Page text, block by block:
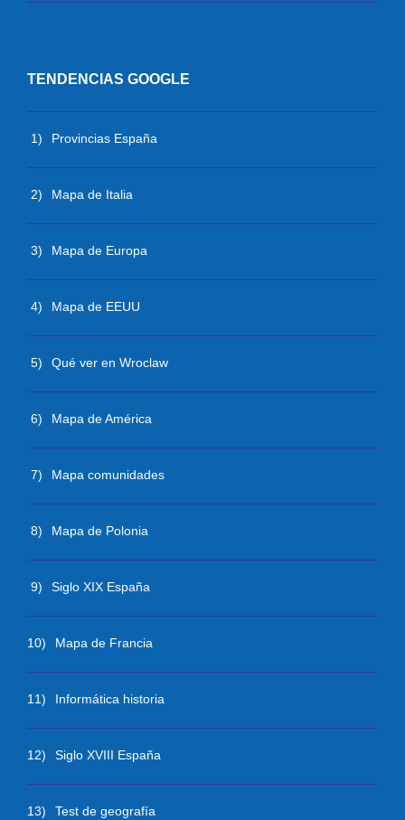
TENDENCIAS GOOGLE
1) Provincias España
2) Mapa de Italia
3) Mapa de Europa
4) Mapa de EEUU
5) Qué ver en Wroclaw
6) Mapa de América
7) Mapa comunidades
8) Mapa de Polonia
9) Siglo XIX España
10) Mapa de Francia
11) Informática historia
12) Siglo XVIII España
13) Test de geografía